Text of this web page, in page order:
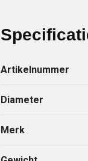
Artikelnummer
Diameter
Merk